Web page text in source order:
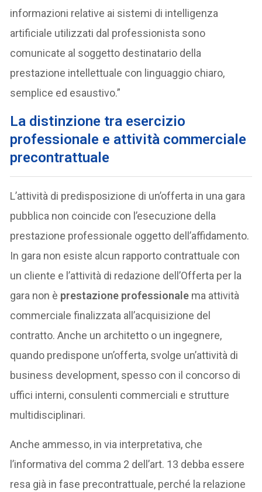
informazioni relative ai sistemi di intelligenza
artificiale utilizzati dal professionista sono
comunicate al soggetto destinatario della
prestazione intellettuale con linguaggio chiaro,
semplice ed esaustivo.”
La distinzione tra esercizio
professionale e attività commerciale
precontrattuale
L’attività di predisposizione di un’offerta in una gara
pubblica non coincide con l’esecuzione della
prestazione professionale oggetto dell’affidamento.
In gara non esiste alcun rapporto contrattuale con
un cliente e l’attività di redazione dell’Offerta per la
gara non è prestazione professionale ma attività
commerciale finalizzata all’acquisizione del
contratto. Anche un architetto o un ingegnere,
quando predispone un’offerta, svolge un’attività di
business development, spesso con il concorso di
uffici interni, consulenti commerciali e strutture
multidisciplinari.
Anche ammesso, in via interpretativa, che
l’informativa del comma 2 dell’art. 13 debba essere
resa già in fase precontrattuale, perché la relazione